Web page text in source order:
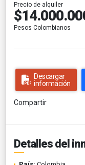
Precio de alquiler
Pesos Colombianos
Descargar
información
Compartir
Detalles del